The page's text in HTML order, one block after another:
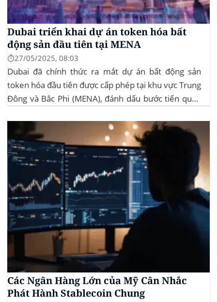
Dubai triển khai dự án token hóa bất
động sản đầu tiên tại MENA
⏱️27/05/2025, 08:03
Dubai đã chính thức ra mắt dự án bất động sản
token hóa đầu tiên được cấp phép tại khu vực Trung
Đông và Bắc Phi (MENA), đánh dấu bước tiến quan
vào lĩnh vực bất động sản. Dự án này là...
Các Ngân Hàng Lớn của Mỹ Cân Nhắc
Phát Hành Stablecoin Chung